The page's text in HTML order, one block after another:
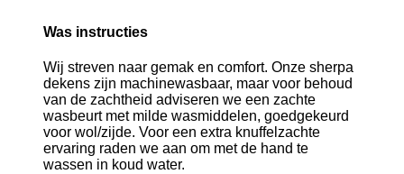
Was instructies
Wij streven naar gemak en comfort. Onze sherpa
dekens zijn machinewasbaar, maar voor behoud
van de zachtheid adviseren we een zachte
wasbeurt met milde wasmiddelen, goedgekeurd
voor wol/zijde. Voor een extra knuffelzachte
ervaring raden we aan om met de hand te
wassen in koud water.